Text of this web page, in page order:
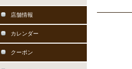
店舗情報
カレンダー
クーポン